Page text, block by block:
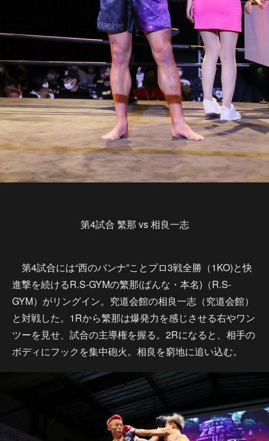
第4試合 繁那 vs 相良一志
第4試合には“西のバンナ”ことプロ3戦全勝（1KO)と快
進撃を続けるR.S-GYMの繁那(ばんな・本名)（R.S-
GYM）がリングイン。究道会館の相良一志（究道会館）
と対戦した。1Rから繁那は爆発力を感じさせる右やワン
ツーを見せ、試合の主導権を握る。2Rになると、相手の
ボディにフックを集中砲火。相良を窮地に追い込む。